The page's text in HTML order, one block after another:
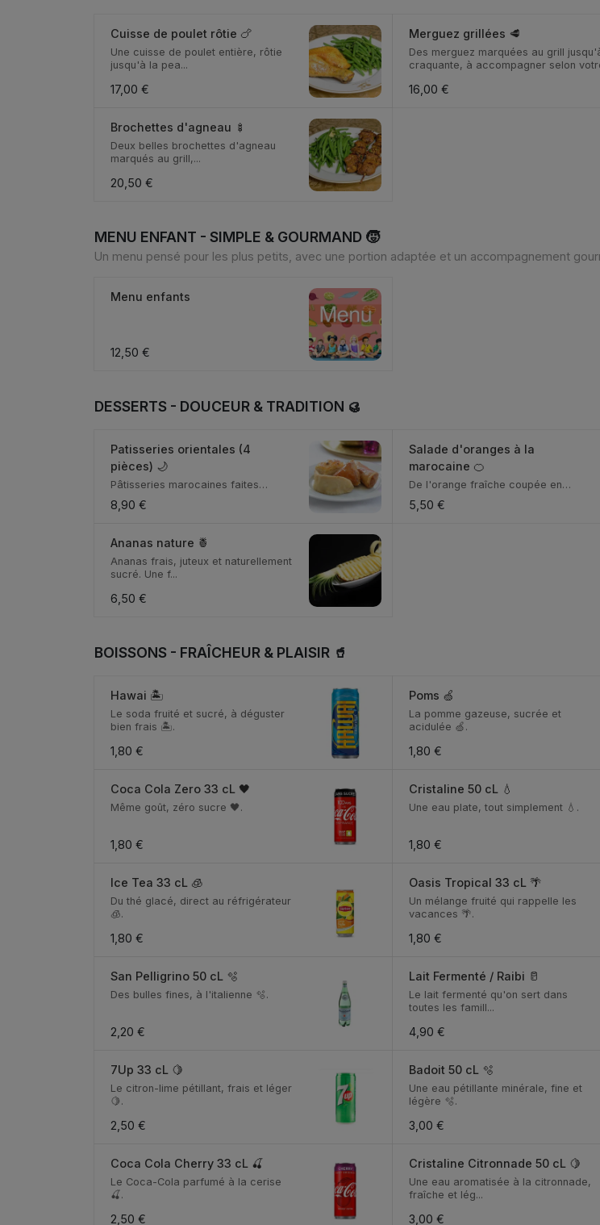
Cuisse de poulet rôtie 🍗
Une cuisse de poulet entière, rôtie
jusqu'à la pea...
17,00 €
Merguez grillées 🥩
Des merguez marquées au grill
craquante, à accompagner selon
16,00 €
Brochettes d'agneau 🍢
Deux belles brochettes d'agneau
marqués au grill,...
20,50 €
MENU ENFANT - SIMPLE & GOURMAND 🧒
Un menu pensé pour les plus petits, avec une portion adaptée et un accompagnement
Menu enfants
12,50 €
DESSERTS - DOUCEUR & TRADITION 🥮
Patisseries orientales (4
pièces) 🌙
Pâtisseries marocaines faites
maison. Des douceurs...
8,90 €
Salade d'oranges à la
marocaine 🍊
De l'orange fraîche coupée en
tranches, relevée d'...
5,50 €
Ananas nature 🍍
Ananas frais, juteux et naturellement
sucré. Une f...
6,50 €
BOISSONS - FRAÎCHEUR & PLAISIR 🥤
Hawai 🏝️
Le soda fruité et sucré, à déguster
bien frais 🏝️.
1,80 €
Poms 🍏
La pomme gazeuse, sucrée et
acidulée 🍏.
1,80 €
Coca Cola Zero 33 cL 🖤
Même goût, zéro sucre 🖤.
1,80 €
Cristaline 50 cL 💧
Une eau plate, tout simplement 💧.
1,80 €
Ice Tea 33 cL 🧊
Du thé glacé, direct au réfrigérateur
🧊.
1,80 €
Oasis Tropical 33 cL 🌴
Un mélange fruité qui rappelle les
vacances 🌴.
1,80 €
San Pelligrino 50 cL 🫧
Des bulles fines, à l'italienne 🫧.
2,20 €
Lait Fermenté / Raibi 🥛
Le lait fermenté qu'on sert dans
toutes les famill...
4,90 €
7Up 33 cL 🍋
Le citron-lime pétillant, frais et léger
🍋.
2,50 €
Badoit 50 cL 🫧
Une eau pétillante minérale, fine et
légère 🫧.
3,00 €
Coca Cola Cherry 33 cL 🍒
Le Coca-Cola parfumé à la cerise
🍒.
2,50 €
Cristaline Citronnade 50 cL 🍋
Une eau aromatisée à la citronnade,
fraîche et lég...
3,00 €